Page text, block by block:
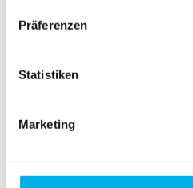
Präferenzen
Statistiken
Marketing
Kostüm habe?
Wie verhindere
Kostüm abfärbt?
Kann man